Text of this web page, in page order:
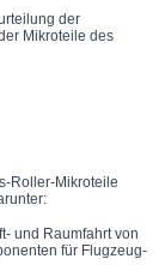
der
Mikroteile des
Roller-Mikroteile
und Raumfahrt von
für Flugzeug-